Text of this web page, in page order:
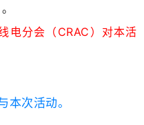
电分会（CRAC）对本活
本次活动。